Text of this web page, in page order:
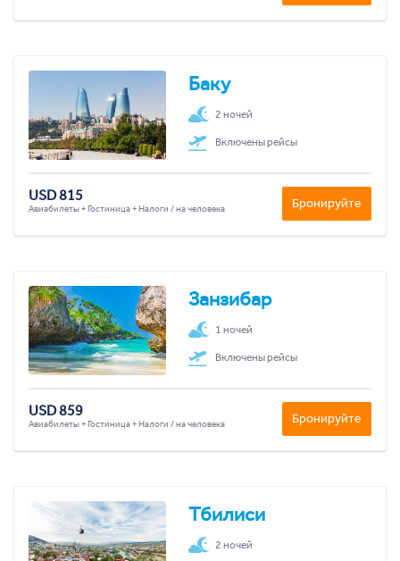
Баку
2 ночей
Включены рейсы
USD 815
Авиабилеты + Гостиница + Налоги / на человека Бронируйте
Занзибар
1 ночей
Включены рейсы
USD 859
Авиабилеты + Гостиница + Налоги / на человека Бронируйте
Тбилиси
2 ночей